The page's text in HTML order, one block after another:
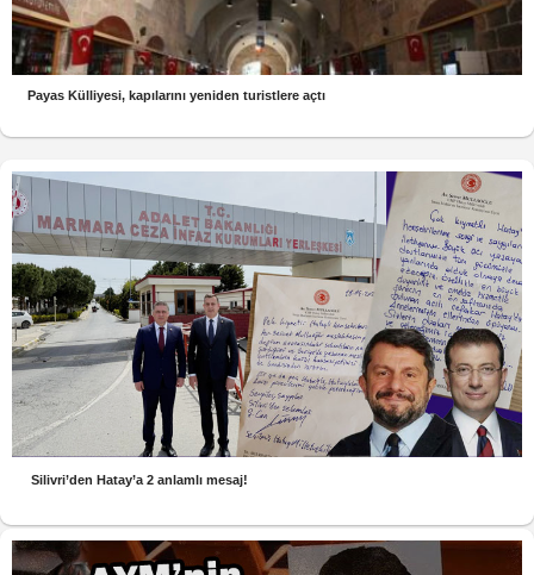
Payas Külliyesi, kapılarını yeniden turistlere açtı
Silivri’den Hatay’a 2 anlamlı mesaj!